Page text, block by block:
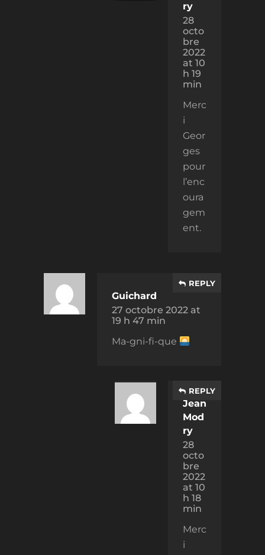
ry
28
octo
bre
2022
at 10
h 19
min
Merc
i
Geor
ges
pour
l’enc
oura
gem
ent.
Guichard
27 octobre 2022 at
19 h 47 min
REPLY
Ma-gni-fi-que
Jean
Mod
ry
28
octo
bre
2022
at 10
h 18
min
REPLY
Merc
i